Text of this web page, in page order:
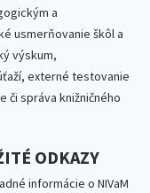
a
usmerňovanie škôl a
výskum,
externé testovanie
či správa knižničného
ODKAZY
informácie o NIVaM